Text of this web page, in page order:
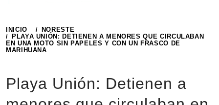
INICIO
NORESTE
PLAYA UNIÓN: DETIENEN A MENORES QUE CIRCULABAN
EN UNA MOTO SIN PAPELES Y CON UN FRASCO DE
MARIHUANA
Playa Unión: Detienen a